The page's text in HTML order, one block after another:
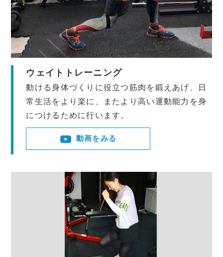
ウェイトトレーニング
動ける身体づくりに役立つ筋肉を鍛えあげ、日
常生活をより楽に、またより高い運動能力を身
につけるために行います。
動画をみる